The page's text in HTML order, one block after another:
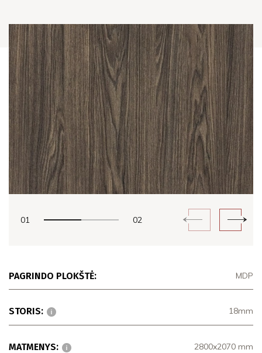
PAGRINDO PLOKŠTĖ: MDP
STORIS: 18mm
MATMENYS:
2800x2070 mm
01 02